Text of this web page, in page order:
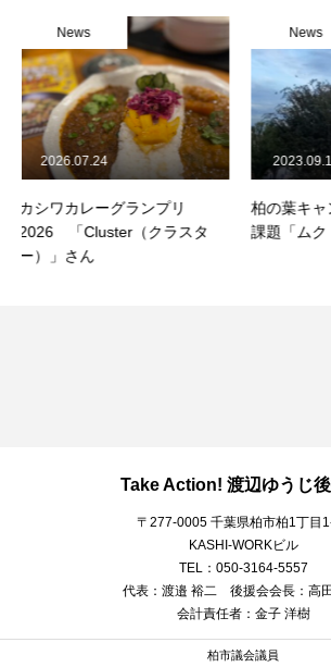
プリ
ラスタ
News
柏の葉キャンパス駅前の地域
課題「ムクドリ」
2023.09.13
Take Action! 渡辺ゆうじ
〒277-0005 千葉県柏市柏1丁目
KASHI-WORKビル
TEL：050-3164-5557
代表：渡邉 裕二 後援会会長：高
会計責任者：金子 洋樹
柏市議会議員